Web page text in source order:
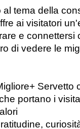
tema della
ai visitatori
e connettersi
di vedere le
Servetto
portano i